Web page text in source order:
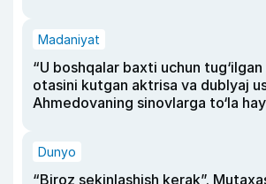
Madaniyat
“U boshqalar baxti uchun tug‘ilgan
otasini kutgan aktrisa va dublyaj
Ahmedovaning sinovlarga to‘la
Dunyo
“Biroz sekinlashish kerak”.